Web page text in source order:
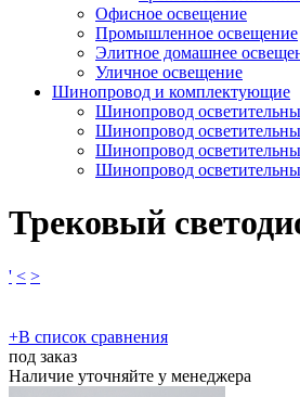
Офисное освещение
Промышленное освещение
Элитное домашнее
Уличное освещение
Шинопровод и комплектующие
Шинопровод
Шинопровод
Шинопровод
Шинопровод
Трековый
' < >
​+В список сравнения
под заказ
Наличие уточняйте у менеджера